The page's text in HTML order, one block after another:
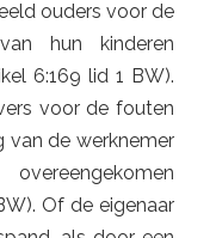
ouders voor de
hun kinderen
6:169 lid 1 BW).
voor de fouten
van de werknemer
Of de eigenaar